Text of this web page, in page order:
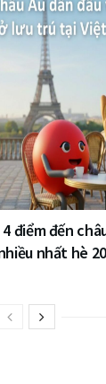
điểm đến
nhất hè